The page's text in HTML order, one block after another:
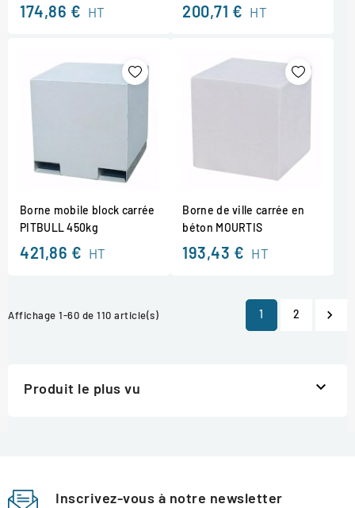
174,86 € HT 200,71 € HT
Borne mobile block carrée
PITBULL 450kg
421,86 € HT
Borne de ville carrée en
béton MOURTIS
193,43 € HT
Affichage 1-60 de 110 article(s) 1 2 
Produit le plus vu 
Inscrivez-vous à notre newsletter